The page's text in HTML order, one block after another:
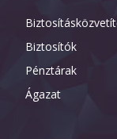
Biztosítók
Pénztárak
Ágazat